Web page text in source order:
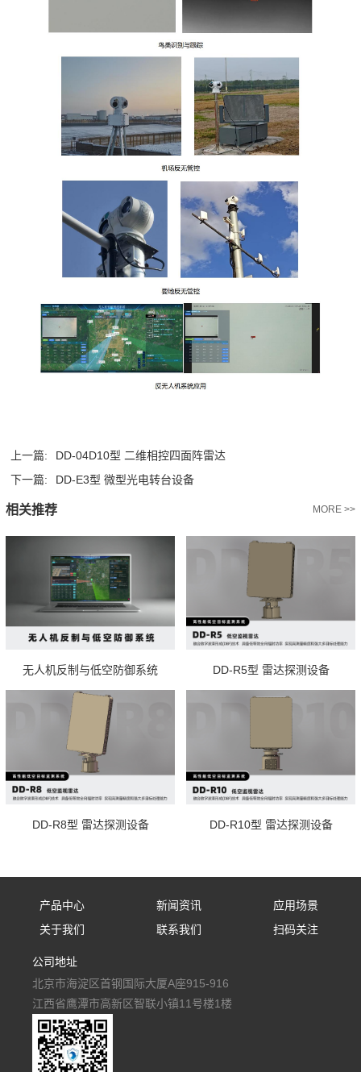
上一篇:
DD-04D10型 二维相控四面阵雷达
下一篇:
DD-E3型 微型光电转台设备
相关推荐 MORE >>
无人机反制与低空防御系统 DD-R5型 雷达探测设备
DD-R8型 雷达探测设备 DD-R10型 雷达探测设备
产品中心
固定式防御设备
手持式防御设备
便携式防御设备
车载式防御设备
多级防御反无阵地
新闻资讯
公司新闻
媒体报道
应用场景
应用场景
关于我们
公司简介
联系我们 扫码关注
公司地址
北京市海淀区首钢国际大厦A座915-916
江西省鹰潭市高新区智联小镇11号楼1楼